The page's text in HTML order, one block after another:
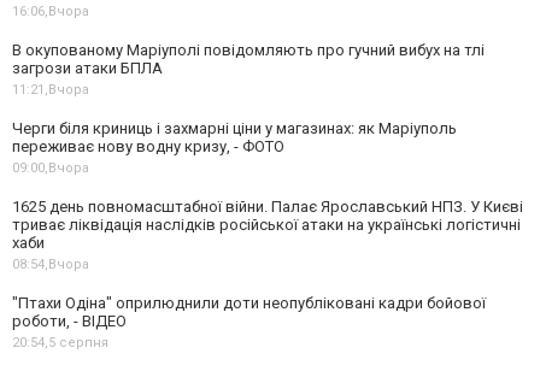
16:06,Вчора
В окупованому Маріуполі повідомляють про гучний вибух на тлі
загрози атаки БПЛА
11:21,Вчора
Черги біля криниць і захмарні ціни у магазинах: як Маріуполь
переживає нову водну кризу, - ФОТО
09:00,Вчора
1625 день повномасштабної війни. Палає Ярославський НПЗ. У Києві
триває ліквідація наслідків російської атаки на українські логістичні
хаби
08:54,Вчора
"Птахи Одіна" оприлюднили доти неопубліковані кадри бойової
роботи, - ВІДЕО
20:54,5 серпня